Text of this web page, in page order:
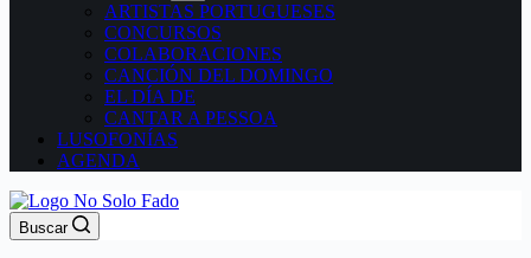
ARTISTAS PORTUGUESES
CONCURSOS
COLABORACIONES
CANCIÓN DEL DOMINGO
EL DÍA DE
CANTAR A PESSOA
LUSOFONÍAS
AGENDA
Buscar